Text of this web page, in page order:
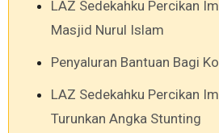
LAZ Sedekahku Percikan
Masjid Nurul Islam
Penyaluran Bantuan Bagi
LAZ Sedekahku Percikan
Turunkan Angka Stunting